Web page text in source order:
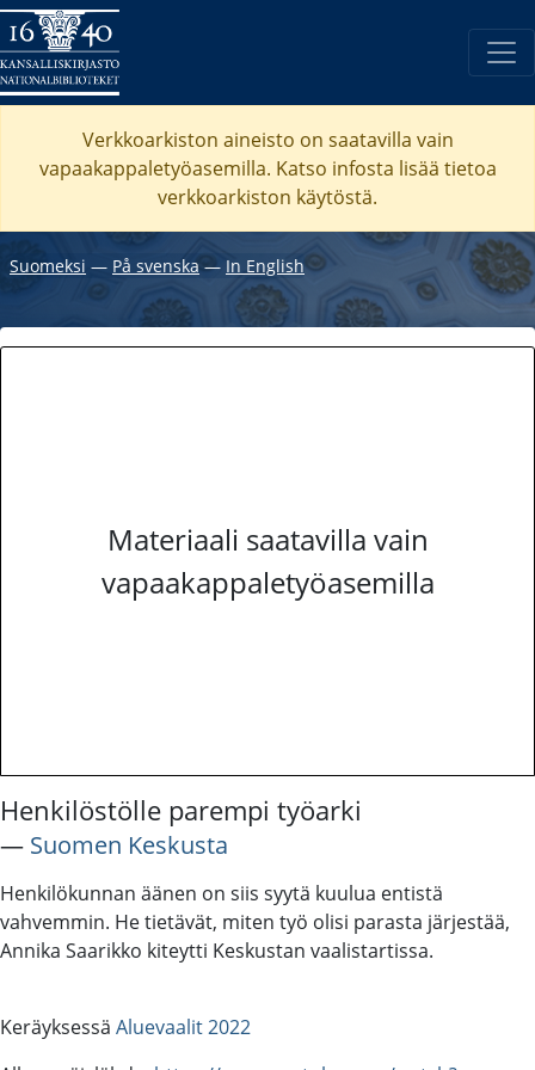
Verkkoarkiston aineisto on saatavilla vain
vapaakappaletyöasemilla. Katso infosta lisää tietoa
verkkoarkiston käytöstä.
Suomeksi ― På svenska ― In English
Materiaali saatavilla vain
vapaakappaletyöasemilla
Henkilöstölle parempi työarki
― Suomen Keskusta
Henkilökunnan äänen on siis syytä kuulua entistä
vahvemmin. He tietävät, miten työ olisi parasta järjestää,
Annika Saarikko kiteytti Keskustan vaalistartissa.
Keräyksessä Aluevaalit 2022